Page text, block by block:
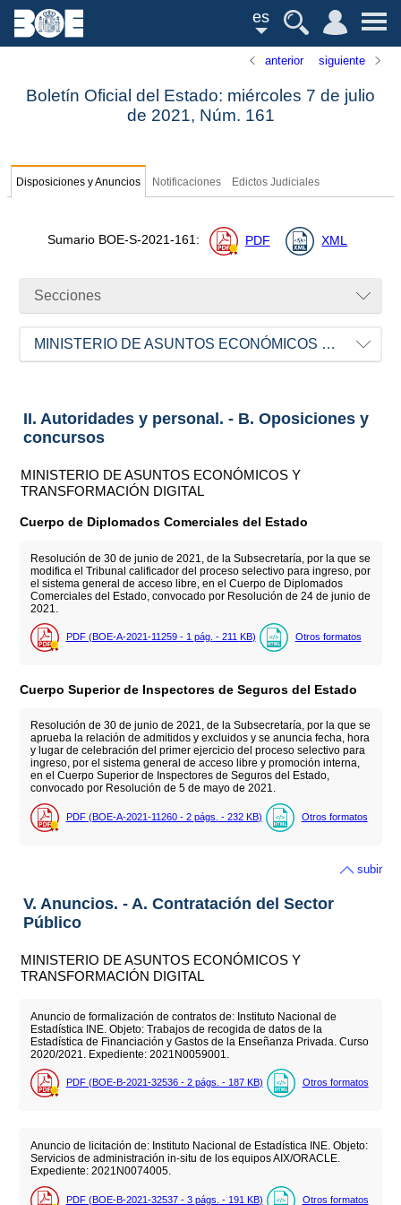
es
anterior siguiente
Boletín Oficial del Estado: miércoles 7 de julio
de 2021, Núm. 161
Disposiciones y Anuncios Notificaciones Edictos Judiciales
Sumario BOE-S-2021-161: PDF XML
Secciones
MINISTERIO DE ASUNTOS ECONÓMICOS Y TRANSFORMACIÓN DIGITAL
II. Autoridades y personal. - B. Oposiciones y
concursos
MINISTERIO DE ASUNTOS ECONÓMICOS Y
TRANSFORMACIÓN DIGITAL
Cuerpo de Diplomados Comerciales del Estado
Resolución de 30 de junio de 2021, de la Subsecretaría, por la que se
modifica el Tribunal calificador del proceso selectivo para ingreso, por
el sistema general de acceso libre, en el Cuerpo de Diplomados
Comerciales del Estado, convocado por Resolución de 24 de junio de
2021.
PDF (BOE-A-2021-11259 - 1 pág. - 211 KB) Otros formatos
Cuerpo Superior de Inspectores de Seguros del Estado
Resolución de 30 de junio de 2021, de la Subsecretaría, por la que se
aprueba la relación de admitidos y excluidos y se anuncia fecha, hora
y lugar de celebración del primer ejercicio del proceso selectivo para
ingreso, por el sistema general de acceso libre y promoción interna,
en el Cuerpo Superior de Inspectores de Seguros del Estado,
convocado por Resolución de 5 de mayo de 2021.
PDF (BOE-A-2021-11260 - 2 págs. - 232 KB) Otros formatos
subir
V. Anuncios. - A. Contratación del Sector
Público
MINISTERIO DE ASUNTOS ECONÓMICOS Y
TRANSFORMACIÓN DIGITAL
Anuncio de formalización de contratos de: Instituto Nacional de
Estadística INE. Objeto: Trabajos de recogida de datos de la
Estadística de Financiación y Gastos de la Enseñanza Privada. Curso
2020/2021. Expediente: 2021N0059001.
PDF (BOE-B-2021-32536 - 2 págs. - 187 KB) Otros formatos
Anuncio de licitación de: Instituto Nacional de Estadística INE. Objeto:
Servicios de administración in-situ de los equipos AIX/ORACLE.
Expediente: 2021N0074005.
PDF (BOE-B-2021-32537 - 3 págs. - 191 KB) Otros formatos